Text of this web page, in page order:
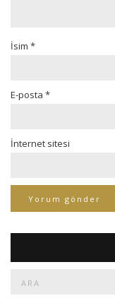
İsim *
E-posta *
İnternet sitesi